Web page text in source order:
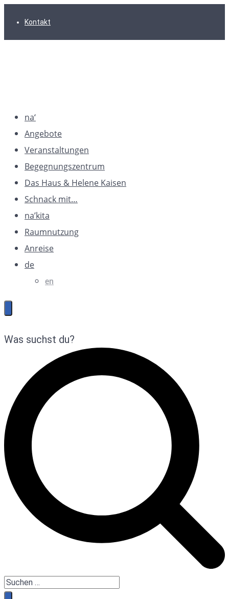
Hauptnavigation
Inhalt
FooterKontakt
na‘
Angebote
Veranstaltungen
Begegnungszentrum
Das Haus & Helene Kaisen
Schnack mit…
na’kita
Raumnutzung
Anreise
de
en
Was suchst du?